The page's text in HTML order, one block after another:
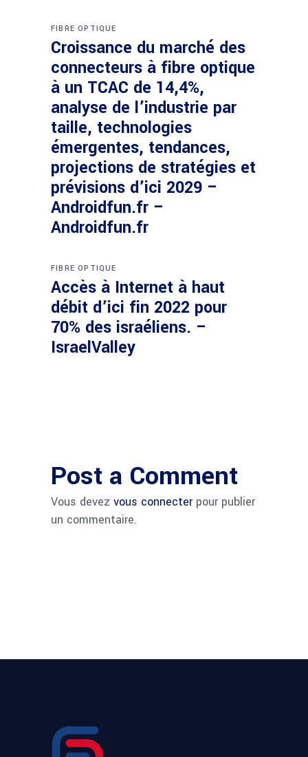
FIBRE OPTIQUE
Croissance du marché des
connecteurs à fibre optique
à un TCAC de 14,4%,
analyse de l’industrie par
taille, technologies
émergentes, tendances,
projections de stratégies et
prévisions d’ici 2029 –
Androidfun.fr –
Androidfun.fr
FIBRE OPTIQUE
Accès à Internet à haut
débit d’ici fin 2022 pour
70% des israéliens. –
IsraelValley
Post a Comment
Vous devez vous connecterpour publier
un commentaire.